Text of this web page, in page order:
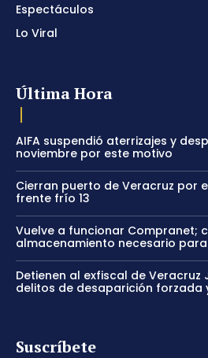
Espectáculos
Lo Viral
Última Hora
AIFA suspendió aterrizajes y
noviembre por este motivo
Cierran puerto de Veracruz por
frente frío 13
Vuelve a funcionar Compranet;
almacenamiento necesario
Detienen al exfiscal de Veracruz
delitos de desaparición forzada
Suscríbete